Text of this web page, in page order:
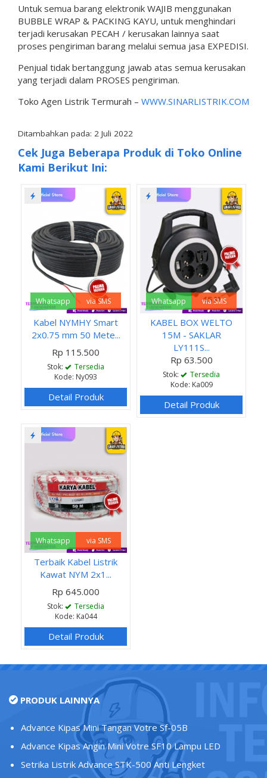
Untuk semua barang elektronik WAJIB menggunakan
BUBBLE WRAP & PACKING KAYU, untuk menghindari
terjadi kerusakan PECAH / kerusakan lainnya saat
proses pengiriman barang melalui semua jasa EXPEDISI.
Penjual tidak bertanggung jawab atas semua kerusakan
yang terjadi dalam PROSES pengiriman.
Toko Agen Listrik Termurah – WWW.SINARLISTRIK.COM
Ditambahkan pada: 2 Juli 2022
Cek Juga Beberapa Produk di Toko Online
Kami Berikut Ini:
Whatsapp via SMS
Kabel NYMHY Smart
2x0.75 mm 50 Mete...
Rp 115.500
Stok:
Tersedia
Kode: Ny093
Detail Produk
Whatsapp via SMS
KABEL BOX WELTO
15M - SAKLAR
LY111S...
Rp 63.500
Stok:
Tersedia
Kode: Ka009
Detail Produk
Whatsapp via SMS
Terbaik Kabel Listrik
Kawat NYM 2x1...
Rp 645.000
Stok:
Tersedia
Kode: Ka044
Detail Produk
PRODUK LAINNYA
Advance Kipas Mini Tangan Votre Sf-05B
Advance Kipas Angin Mini Votre SF10 Lampu LED
Setrika Listrik Advance STK-500 Anti Lengket